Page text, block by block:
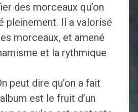
des morceaux qu’on
pleinement. Il a valorisé
morceaux, et amené
et la rythmique
peut dire qu’on a fait
est le fruit d’un